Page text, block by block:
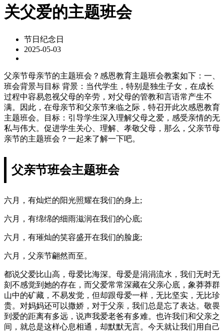
关父爱的主题班会
节日纪念日
2025-05-03
父亲节母亲节的主题班会？感恩教育主题班会教案如下：一、
班会背景与目标 背景：当代学生，特别是独生子女，在成长
过程中容易忽视父母的辛劳，对父母的管教和言语常产生不
满。因此，在母亲节和父亲节来临之际，特召开此次感恩教育
主题班会。目标：引导学生深入理解父母之爱，感受亲情的无
私与伟大。促进学生关心、理解、孝敬父母，那么，父亲节母
亲节的主题班会？一起来了解一下吧。
父亲节班会主题班会
六月，有灿烂的阳光照耀在我们的身上;
六月，有绵绵的细雨滋润在我们的心底;
六月，有璀灿的笑容盛开在我们的脸庞;
六月，父亲节翩然而至。
都说父爱比山高，母爱比海深。母爱是涓涓流水，我们无时无
刻不感觉到她的存在，而父爱常常深藏在父亲心底，象莽莽群
山中的矿藏，不易发觉，但却跟母爱一样，无比坚实，无比珍
贵。对妈妈还可以撒娇，对于父亲，我们总是忘了表达。敬畏
到爱的距离有多远，说声我爱老爸有多难。也许我们和父亲之
间，就总是这样心息相通，却默默无言。今天就让我们用自己